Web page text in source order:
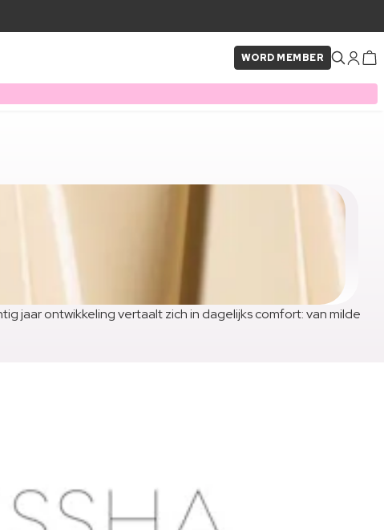
WORD MEMBER
jaar ontwikkeling vertaalt zich in dagelijks comfort: van milde